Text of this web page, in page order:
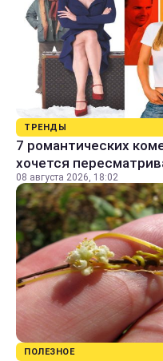
ТРЕНДЫ
7 романтических
хочется
08 августа 2026, 18:02
ПОЛЕЗНОЕ